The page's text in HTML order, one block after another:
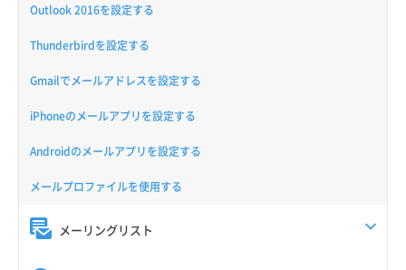
Outlook 2016を設定する
Thunderbirdを設定する
Gmailでメールアドレスを設定する
iPhoneのメールアプリを設定する
Androidのメールアプリを設定する
メールプロファイルを使用する
メーリングリスト